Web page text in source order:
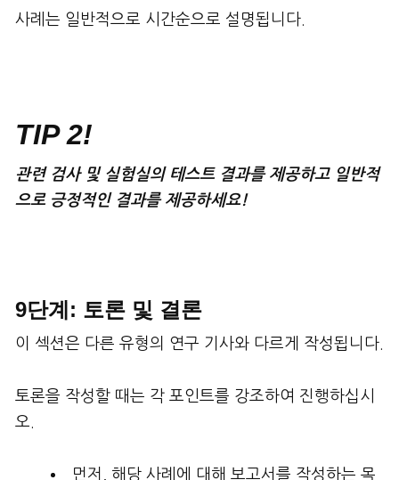
사례는 일반적으로 시간순으로 설명됩니다.
TIP 2!
관련 검사 및 실험실의 테스트 결과를 제공하고 일반적
으로 긍정적인 결과를 제공하세요!
9단계: 토론 및 결론
이 섹션은 다른 유형의 연구 기사와 다르게 작성됩니다.
토론을 작성할 때는 각 포인트를 강조하여 진행하십시
오.
먼저, 해당 사례에 대해 보고서를 작성하는 목